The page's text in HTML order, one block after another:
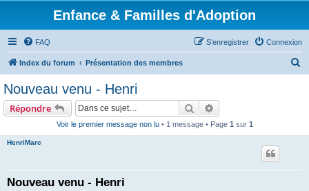
Enfance & Familles d'Adoption
FAQ Connexion
S’enregistrer
Index du forum Présentation des membres
Nouveau venu - Henri
Répondre Rechercher
Voir le premier message non lu• 1 message • Page 1 sur 1
HenriMarc
Nouveau venu - Henri